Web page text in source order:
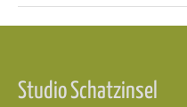
Studio Schatzinsel